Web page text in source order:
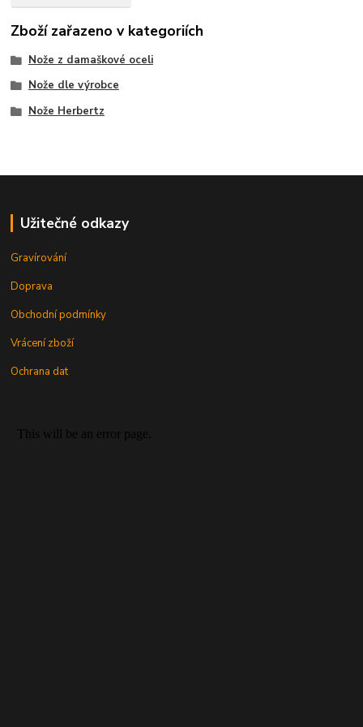
Zboží zařazeno v kategoriích
Nože z damaškové oceli
Nože dle výrobce
Nože Herbertz
Užitečné odkazy
Gravírování
Doprava
Obchodní podmínky
Vrácení zboží
Ochrana dat